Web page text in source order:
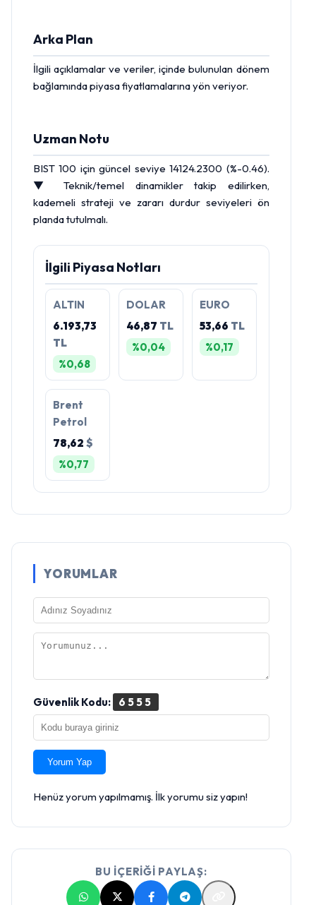
Arka Plan
İlgili açıklamalar ve veriler, içinde bulunulan dönem
bağlamında piyasa fiyatlamalarına yön veriyor.
Uzman Notu
BIST 100 için güncel seviye 14124.2300 (%-0.46).
▼ Teknik/temel dinamikler takip edilirken,
kademeli strateji ve zararı durdur seviyeleri ön
planda tutulmalı.
İlgili Piyasa Notları
ALTIN
6.193,73
TL
%0,68
DOLAR
46,87 TL
%0,04
EURO
53,66 TL
%0,17
Brent
Petrol
78,62 $
%0,77
YORUMLAR
Güvenlik Kodu: 6555
Yorum Yap
Henüz yorum yapılmamış. İlk yorumu siz yapın!
BU İÇERİĞİ PAYLAŞ: